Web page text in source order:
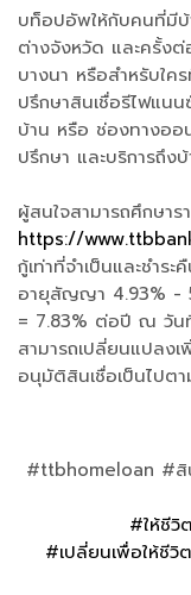
บท็อปอัพให้กับคนที่มีบ้
ต่างจังหวัด และครั้งต่
บางนา หรือสำหรับใค
ปรึกษาสินเชื่อรีไฟแนน
บ้าน หรือ ช่องทางออ
ปรึกษา และบริการถึง
ผู้สนใจสามารถศึกษาร
https://
กู้เท่าที่จำเป็นและชำ
อายุสัญญา 4.93% -
= 7.83% ต่อปี ณ วั
สามารถเปลี่ยนแปลง
อนุมัติสินเชื่อเป็นไปต
#ttbhomeloan #สิ
#ให้ชีวิ
#เปลี่ยนเพื่อให้ชี